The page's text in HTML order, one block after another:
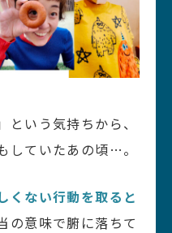
いう気持ちから、
していたあの頃…。
くない行動を取ると
の意味で腑に落ちて